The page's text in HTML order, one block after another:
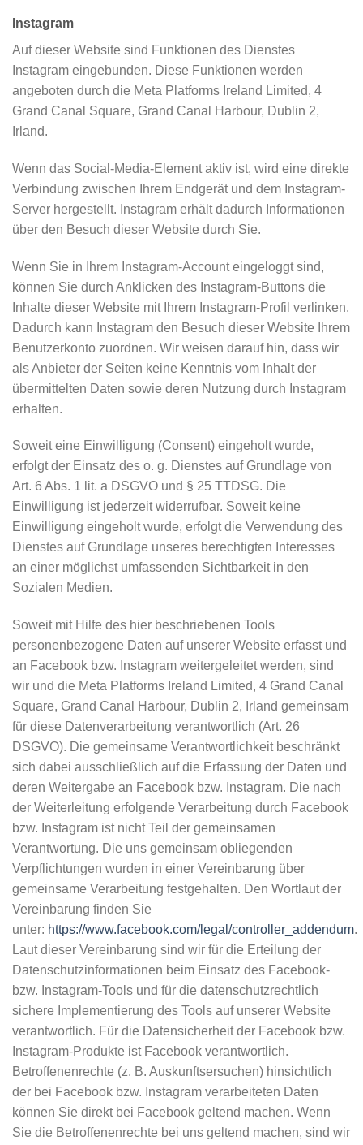
Instagram
Auf dieser Website sind Funktionen des Dienstes
Instagram eingebunden. Diese Funktionen werden
angeboten durch die Meta Platforms Ireland Limited, 4
Grand Canal Square, Grand Canal Harbour, Dublin 2,
Irland.
Wenn das Social-Media-Element aktiv ist, wird eine direkte
Verbindung zwischen Ihrem Endgerät und dem Instagram-
Server hergestellt. Instagram erhält dadurch Informationen
über den Besuch dieser Website durch Sie.
Wenn Sie in Ihrem Instagram-Account eingeloggt sind,
können Sie durch Anklicken des Instagram-Buttons die
Inhalte dieser Website mit Ihrem Instagram-Profil verlinken.
Dadurch kann Instagram den Besuch dieser Website Ihrem
Benutzerkonto zuordnen. Wir weisen darauf hin, dass wir
als Anbieter der Seiten keine Kenntnis vom Inhalt der
übermittelten Daten sowie deren Nutzung durch Instagram
erhalten.
Soweit eine Einwilligung (Consent) eingeholt wurde,
erfolgt der Einsatz des o. g. Dienstes auf Grundlage von
Art. 6 Abs. 1 lit. a DSGVO und § 25 TTDSG. Die
Einwilligung ist jederzeit widerrufbar. Soweit keine
Einwilligung eingeholt wurde, erfolgt die Verwendung des
Dienstes auf Grundlage unseres berechtigten Interesses
an einer möglichst umfassenden Sichtbarkeit in den
Sozialen Medien.
Soweit mit Hilfe des hier beschriebenen Tools
personenbezogene Daten auf unserer Website erfasst und
an Facebook bzw. Instagram weitergeleitet werden, sind
wir und die Meta Platforms Ireland Limited, 4 Grand Canal
Square, Grand Canal Harbour, Dublin 2, Irland gemeinsam
für diese Datenverarbeitung verantwortlich (Art. 26
DSGVO). Die gemeinsame Verantwortlichkeit beschränkt
sich dabei ausschließlich auf die Erfassung der Daten und
deren Weitergabe an Facebook bzw. Instagram. Die nach
der Weiterleitung erfolgende Verarbeitung durch Facebook
bzw. Instagram ist nicht Teil der gemeinsamen
Verantwortung. Die uns gemeinsam obliegenden
Verpflichtungen wurden in einer Vereinbarung über
gemeinsame Verarbeitung festgehalten. Den Wortlaut der
Vereinbarung finden Sie
unter: https://www.facebook.com/legal/controller_addendum.
Laut dieser Vereinbarung sind wir für die Erteilung der
Datenschutzinformationen beim Einsatz des Facebook-
bzw. Instagram-Tools und für die datenschutzrechtlich
sichere Implementierung des Tools auf unserer Website
verantwortlich. Für die Datensicherheit der Facebook bzw.
Instagram-Produkte ist Facebook verantwortlich.
Betroffenenrechte (z. B. Auskunftsersuchen) hinsichtlich
der bei Facebook bzw. Instagram verarbeiteten Daten
können Sie direkt bei Facebook geltend machen. Wenn
Sie die Betroffenenrechte bei uns geltend machen, sind wir